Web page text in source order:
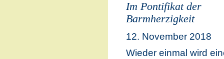
Im Pontifikat der
Barmherzigkeit
12. November 2018
Wieder einmal wird